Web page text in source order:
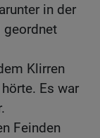
in der
geordnet
Klirren
Es war
Feinden